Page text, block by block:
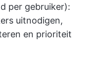
per gebruiker):
uitnodigen,
en prioriteit